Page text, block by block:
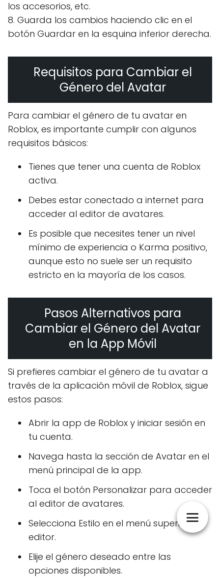
los accesorios, etc.
8. Guarda los cambios haciendo clic en el
botón Guardar en la esquina inferior derecha.
Requisitos para Cambiar el
Género del Avatar
Para cambiar el género de tu avatar en
Roblox, es importante cumplir con algunos
requisitos básicos:
Tienes que tener una cuenta de Roblox
activa.
Debes estar conectado a internet para
acceder al editor de avatares.
Es posible que necesites tener un nivel
mínimo de experiencia o Karma positivo,
aunque esto no suele ser un requisito
estricto en la mayoría de los casos.
Pasos Alternativos para
Cambiar el Género del Avatar
en la App Móvil
Si prefieres cambiar el género de tu avatar a
través de la aplicación móvil de Roblox, sigue
estos pasos:
Abrir la app de Roblox y iniciar sesión en
tu cuenta.
Navega hasta la sección de Avatar en el
menú principal de la app.
Toca el botón Personalizar para acceder
al editor de avatares.
Selecciona Estilo en el menú superior del
editor.
Elije el género deseado entre las
opciones disponibles.